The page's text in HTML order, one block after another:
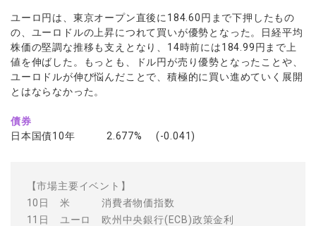
ユーロ円は、東京オープン直後に184.60円まで下押したもの
の、ユーロドルの上昇につれて買いが優勢となった。日経平均
株価の堅調な推移も支えとなり、14時前には184.99円まで上
値を伸ばした。もっとも、ドル円が売り優勢となったことや、
ユーロドルが伸び悩んだことで、積極的に買い進めていく展開
とはならなかった。
債券
日本国債10年 2.677% (-0.041)
【市場主要イベント】
10日 米 消費者物価指数
11日 ユーロ 欧州中央銀行(ECB)政策金利